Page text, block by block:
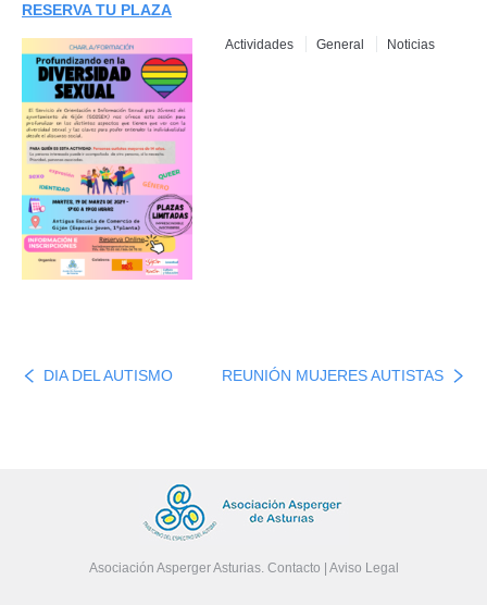
RESERVA TU PLAZA
Actividades General Noticias
DIA DEL AUTISMO REUNIÓN MUJERES AUTISTAS
Asociación Asperger Asturias. Contacto Aviso Legal